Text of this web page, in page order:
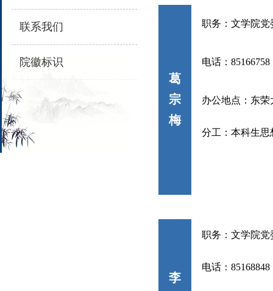
联系我们
院徽标识
葛
宗
梅
职务： 文学院党
电话：85166758
办公地点：东荣
分工： 本科生思
李
职务： 文学院党
电话：85168848